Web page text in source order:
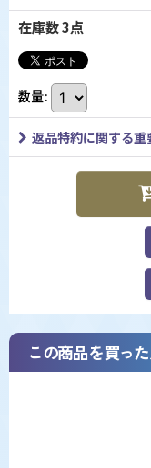
在庫数 3点
数量:
返品特約に関する重
この商品を買っ